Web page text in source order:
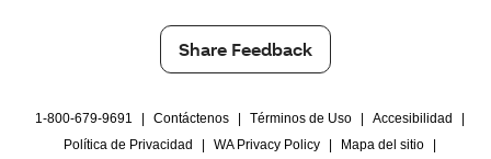
Share Feedback
1-800-679-9691 Contáctenos Términos de Uso Accesibilidad
Política de Privacidad
WA Privacy Policy Mapa del sitio